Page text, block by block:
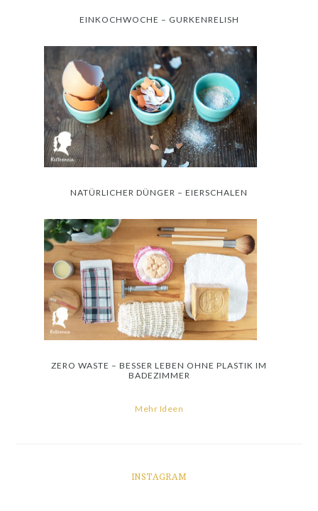
EINKOCHWOCHE – GURKENRELISH
NATÜRLICHER DÜNGER – EIERSCHALEN
ZERO WASTE – BESSER LEBEN OHNE PLASTIK IM
BADEZIMMER
Mehr Ideen
INSTAGRAM